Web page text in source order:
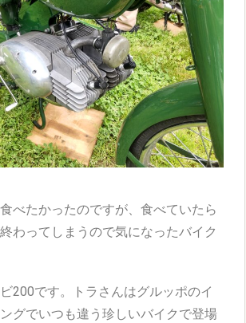
べたかったのですが、食べていたら
わってしまうので気になったバイク
200です。トラさんはグルッポのイ
グでいつも違う珍しいバイクで登場